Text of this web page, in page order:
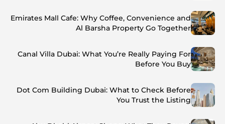
Emirates Mall Cafe: Why Coffee, Convenience and
Al Barsha Property Go Together
Canal Villa Dubai: What You’re Really Paying For
Before You Buy
Dot Com Building Dubai: What to Check Before
You Trust the Listing